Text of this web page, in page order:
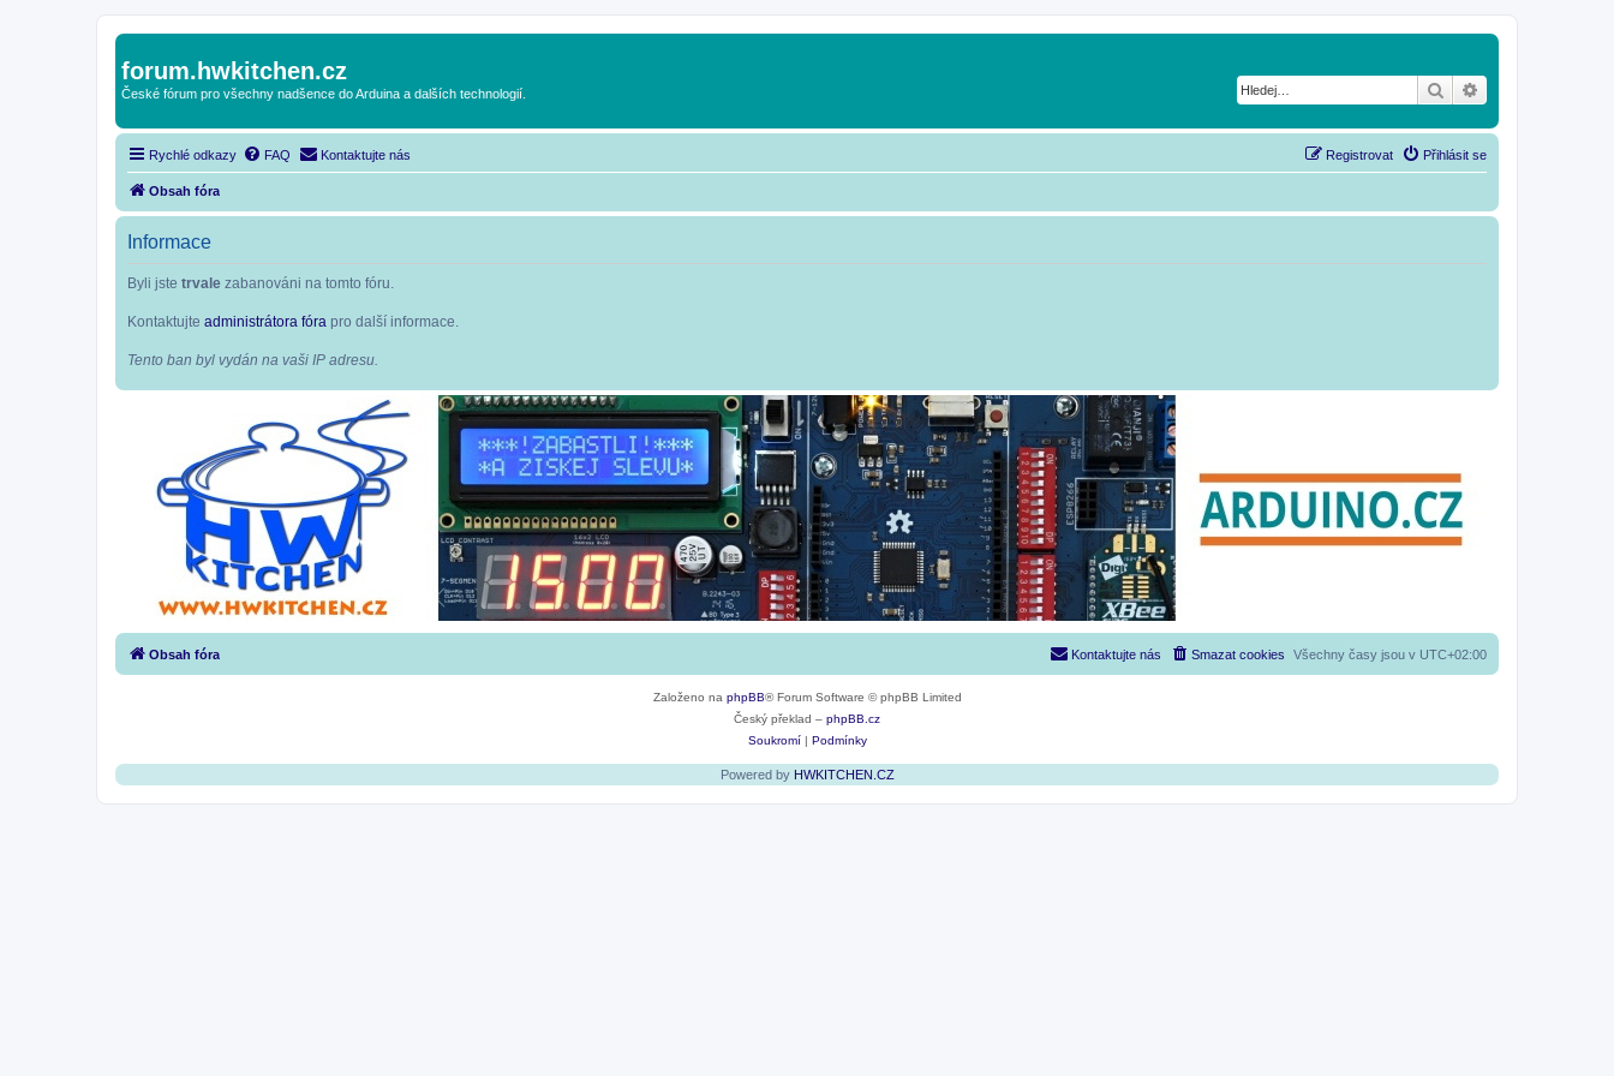
forum.hwkitchen.cz
České fórum pro všechny nadšence do Arduina a dalších technologií. Hledat
Rychlé odkazy FAQ Kontaktujte nás Přihlásit se
Registrovat
Obsah fóra
Informace
Byli jste trvale zabanováni na tomto fóru.
Kontaktujte administrátora fóra pro další informace.
Tento ban byl vydán na vaši IP adresu.
Obsah fóra Všechny časy jsou v UTC+02:00
Smazat cookies
Kontaktujte nás
Založeno na phpBB® Forum Software © phpBB Limited
Český překlad – phpBB.cz
Soukromí| Podmínky
Powered by HWKITCHEN.CZ